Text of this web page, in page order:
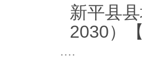
新平县
2030）
....